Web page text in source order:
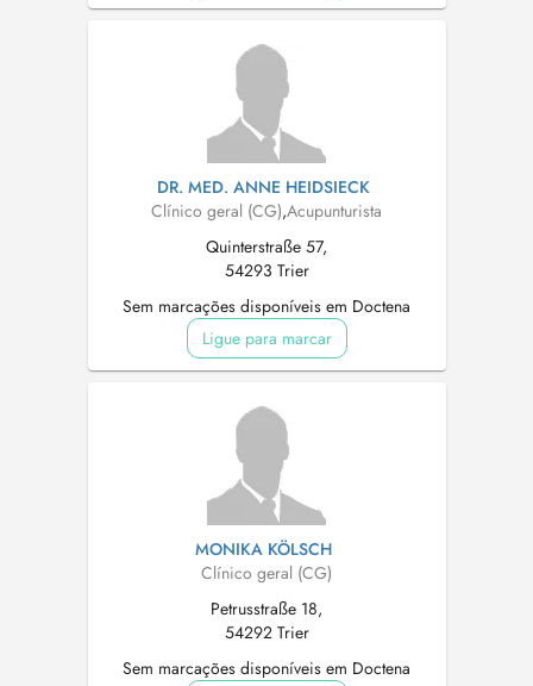
DR. MED. ANNE HEIDSIECK
Clínico geral (CG),Acupunturista
Quinterstraße 57,
54293 Trier
Sem marcações disponíveis em Doctena
Ligue para marcar
MONIKA KÖLSCH
Clínico geral (CG)
Petrusstraße 18,
54292 Trier
Sem marcações disponíveis em Doctena